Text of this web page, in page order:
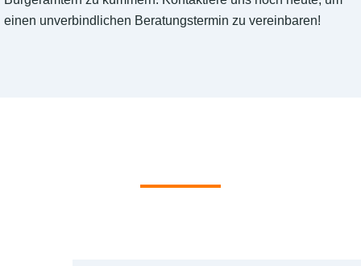
einen unverbindlichen Beratungstermin zu vereinbaren!